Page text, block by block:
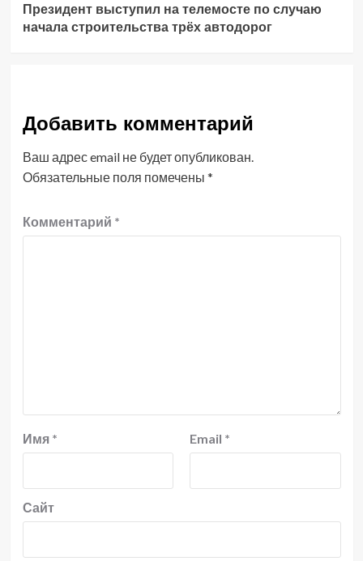
Президент выступил на телемосте по случаю
начала строительства трёх автодорог
Добавить комментарий
Ваш адрес email не будет опубликован.
Обязательные поля помечены *
Комментарий *
Имя * Email *
Сайт